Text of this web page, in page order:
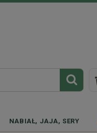
NABIAŁ, JAJA, SERY